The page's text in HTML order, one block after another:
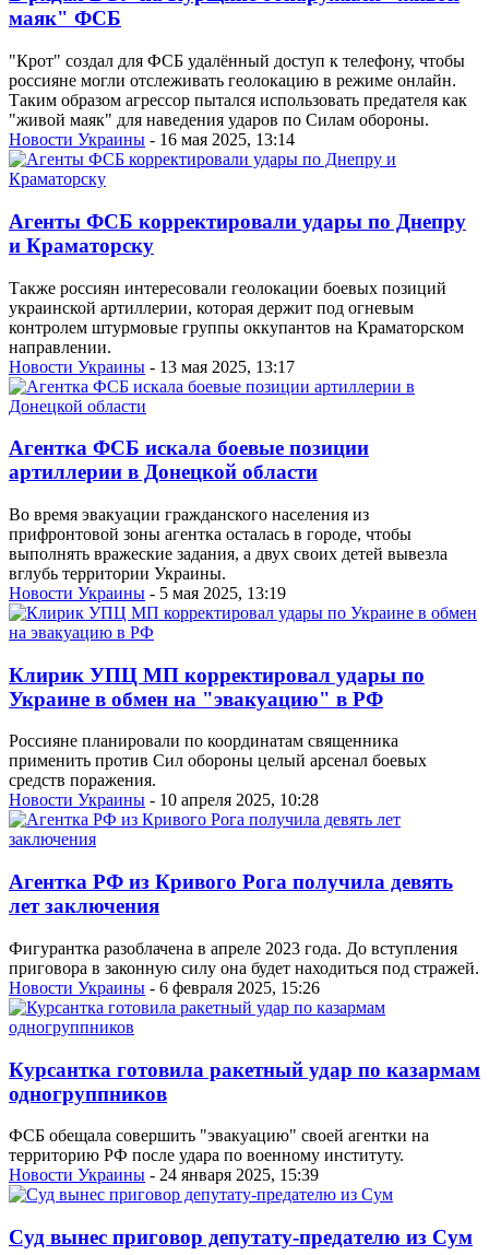
маяк" ФСБ
"Крот" создал для ФСБ удалённый доступ к телефону, чтобы
россияне могли отслеживать геолокацию в режиме онлайн.
Таким образом агрессор пытался использовать предателя как
"живой маяк" для наведения ударов по Силам обороны.
Новости Украины - 16 мая 2025, 13:14
Агенты ФСБ корректировали удары по Днепру
и Краматорску
Также россиян интересовали геолокации боевых позиций
украинской артиллерии, которая держит под огневым
контролем штурмовые группы оккупантов на Краматорском
направлении.
Новости Украины - 13 мая 2025, 13:17
Агентка ФСБ искала боевые позиции
артиллерии в Донецкой области
Во время эвакуации гражданского населения из
прифронтовой зоны агентка осталась в городе, чтобы
выполнять вражеские задания, а двух своих детей вывезла
вглубь территории Украины.
Новости Украины - 5 мая 2025, 13:19
Клирик УПЦ МП корректировал удары по
Украине в обмен на "эвакуацию" в РФ
Россияне планировали по координатам священника
применить против Сил обороны целый арсенал боевых
средств поражения.
Новости Украины - 10 апреля 2025, 10:28
Агентка РФ из Кривого Рога получила девять
лет заключения
Фигурантка разоблачена в апреле 2023 года. До вступления
приговора в законную силу она будет находиться под стражей.
Новости Украины - 6 февраля 2025, 15:26
Курсантка готовила ракетный удар по казармам
одногруппников
ФСБ обещала совершить "эвакуацию" своей агентки на
территорию РФ после удара по военному институту.
Новости Украины - 24 января 2025, 15:39
Суд вынес приговор депутату-предателю из Сум